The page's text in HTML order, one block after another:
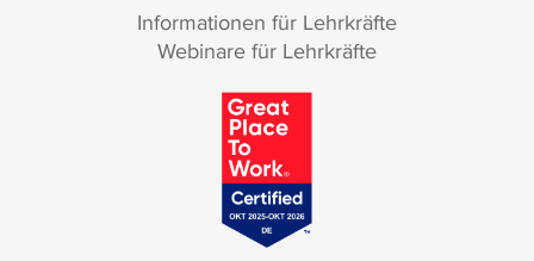
Informationen für Lehrkräfte
Webinare für Lehrkräfte